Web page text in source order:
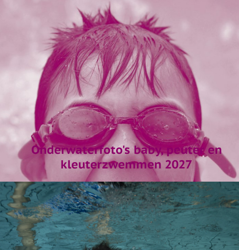
Onderwaterfoto's baby, peuter en
kleuterzwemmen 2027